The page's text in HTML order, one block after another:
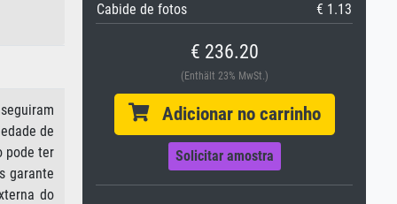
de
pode ter
garante
do
Cabide de fotos
€ 1.13
€ 236.20
(Enthält 23% MwSt.)
Adicionar no carrinho
Solicitar amostra